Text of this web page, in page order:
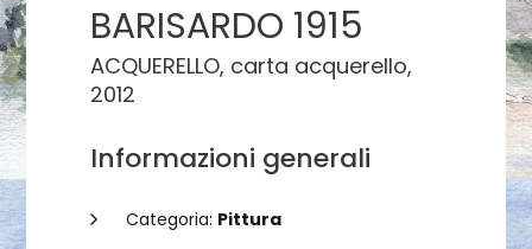
BARISARDO 1915
ACQUERELLO, carta acquerello,
2012
Informazioni generali
Categoria: Pittura